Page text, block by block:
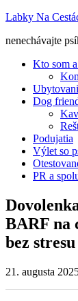
Labky Na
nenechávajte
Kto som
Dog
Podujatia
Výlet so
PR a
BARF na
bez stresu
21. augusta